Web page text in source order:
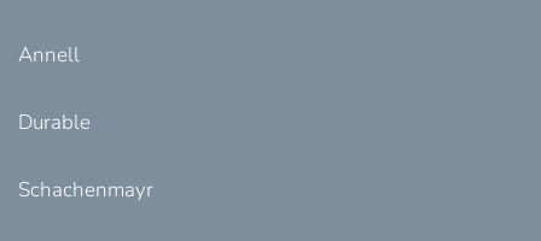
Annell
Durable
Schachenmayr